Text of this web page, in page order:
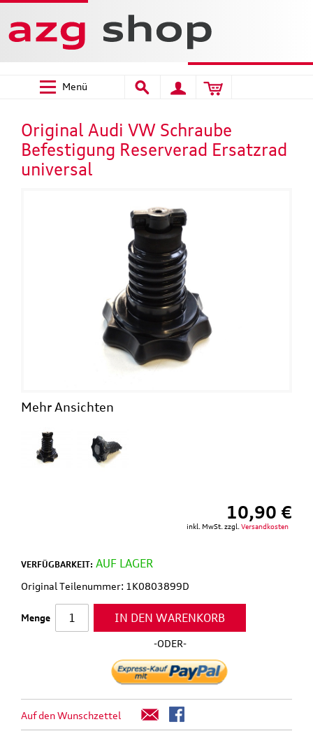
Menü
Original Audi VW Schraube
Befestigung Reserverad Ersatzrad
universal
Mehr Ansichten
10,90 €
inkl. MwSt. zzgl. Versandkosten
VERFÜGBARKEIT: AUF LAGER
Original Teilenummer: 1K0803899D
Menge IN DEN WARENKORB
-ODER-
Auf den Wunschzettel